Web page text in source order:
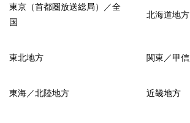
東京（首都圏放送総局）／全
国
北海道地方
東北地方 関東／甲
東海／北陸地方 近畿地方